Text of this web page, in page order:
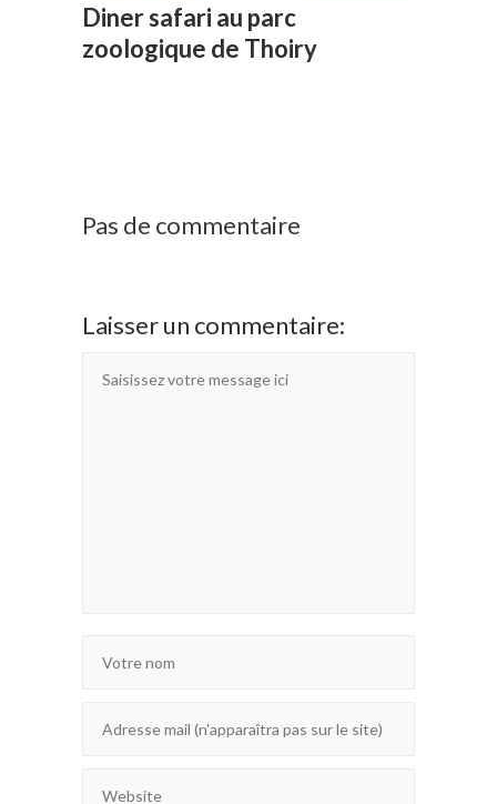
Diner safari au parc
zoologique de Thoiry
Pas de commentaire
Laisser un commentaire: